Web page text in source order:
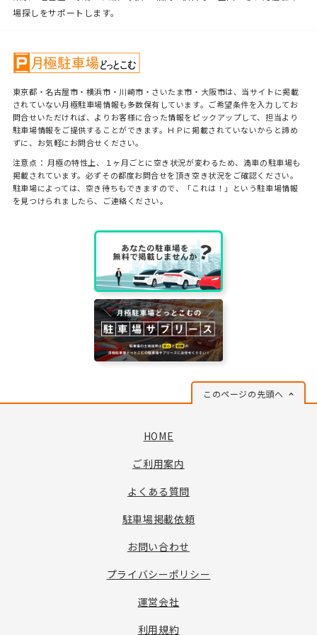
場探しをサポートします。
東京都・名古屋市・横浜市・川崎市・さいたま市・大阪市は、当サイトに掲載
されていない月極駐車場情報も多数保有しています。ご希望条件を入力してお
問合せいただければ、よりお客様に合った情報をピックアップして、担当より
駐車場情報をご提供することができます。ＨＰに掲載されていないからと諦め
ずに、お気軽にお問合せください。
注意点： 月極の特性上、１ヶ月ごとに空き状況が変わるため、満車の駐車場も
掲載されています。必ずその都度お問合せを頂き空き状況をご確認ください。
駐車場によっては、空き待ちもできますので、「これは！」という駐車場情報
を見つけられましたら、ご連絡ください。
このページの先頭へ
HOME
ご利用案内
よくある質問
駐車場掲載依頼
お問い合わせ
プライバシーポリシー
運営会社
利用規約